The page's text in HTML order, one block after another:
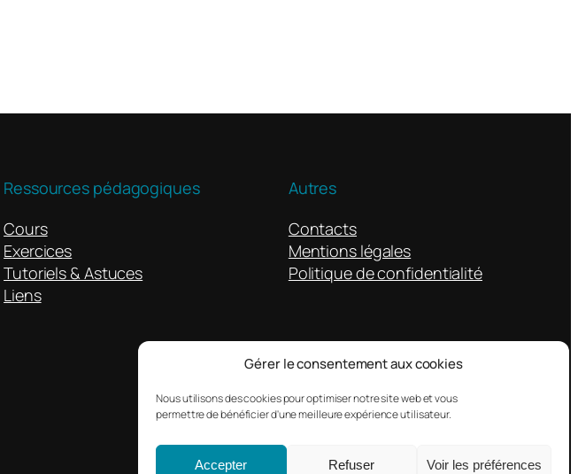
Gérer le consentement aux cookies
Nous utilisons des cookies pour optimiser notre site web et vous
permettre de bénéficier d'une meilleure expérience utilisateur.
Accepter Refuser Voir les préférences
Ressources pédagogiques
Cours
Exercices
Tutoriels & Astuces
Liens
Autres
Contacts
Mentions légales
Politique de confidentialité